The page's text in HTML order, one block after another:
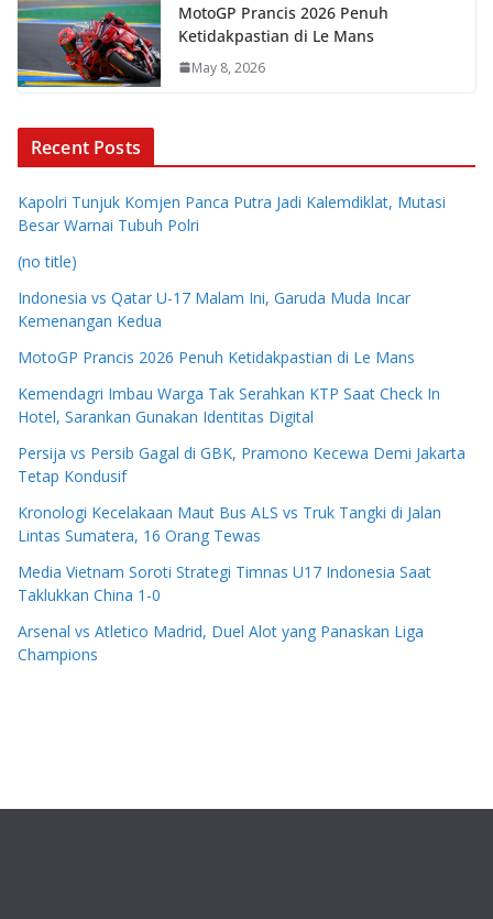
MotoGP Prancis 2026 Penuh
Ketidakpastian di Le Mans
May 8, 2026
Recent Posts
Kapolri Tunjuk Komjen Panca Putra Jadi Kalemdiklat, Mutasi
Besar Warnai Tubuh Polri
(no title)
Indonesia vs Qatar U-17 Malam Ini, Garuda Muda Incar
Kemenangan Kedua
MotoGP Prancis 2026 Penuh Ketidakpastian di Le Mans
Kemendagri Imbau Warga Tak Serahkan KTP Saat Check In
Hotel, Sarankan Gunakan Identitas Digital
Persija vs Persib Gagal di GBK, Pramono Kecewa Demi Jakarta
Tetap Kondusif
Kronologi Kecelakaan Maut Bus ALS vs Truk Tangki di Jalan
Lintas Sumatera, 16 Orang Tewas
Media Vietnam Soroti Strategi Timnas U17 Indonesia Saat
Taklukkan China 1-0
Arsenal vs Atletico Madrid, Duel Alot yang Panaskan Liga
Champions